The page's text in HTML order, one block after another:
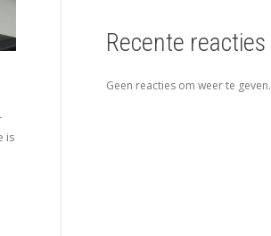
is
Recente reacties
Geen reacties om weer te geven.